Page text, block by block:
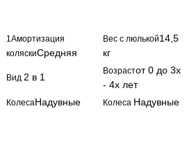
1Амортизация
коляскиСредняя
Вес с люлькой14,5
кг
Вид 2 в 1
Возрастот 0 до 3х
- 4х лет
КолесаНадувные Колеса Надувные